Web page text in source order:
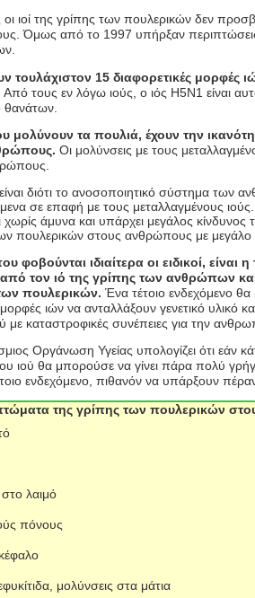
ιοί της γρίπης των πουλερικών δεν
Όμως από το 1997 υπήρξαν
τουλάχιστον 15 διαφορετικές μορφές
Από τους εν λόγω ιούς, ο ιός H5N1 είναι
μολύνουν τα πουλιά, έχουν την
Οι μολύνσεις με τους
διότι το ανοσοποιητικό σύστημα των
σε επαφή με τους μεταλλαγμένους
χωρίς άμυνα και υπάρχει μεγάλος κίνδυνος
πουλερικών στους ανθρώπους με
φοβούνται ιδιαίτερα οι ειδικοί,
τον ιό της γρίπης των ανθρώπων
πουλερικών. Ένα τέτοιο ενδεχόμενο
ιών να ανταλλάξουν γενετικό υλικό
με καταστροφικές συνέπειες για την
Οργάνωση Υγείας υπολογίζει ότι εάν
ιού θα μπορούσε να γίνει πάρα πολύ
ενδεχόμενο, πιθανόν να υπάρξουν
της γρίπης των πουλερικών
λαιμό
πόνους
μολύνσεις στα μάτια